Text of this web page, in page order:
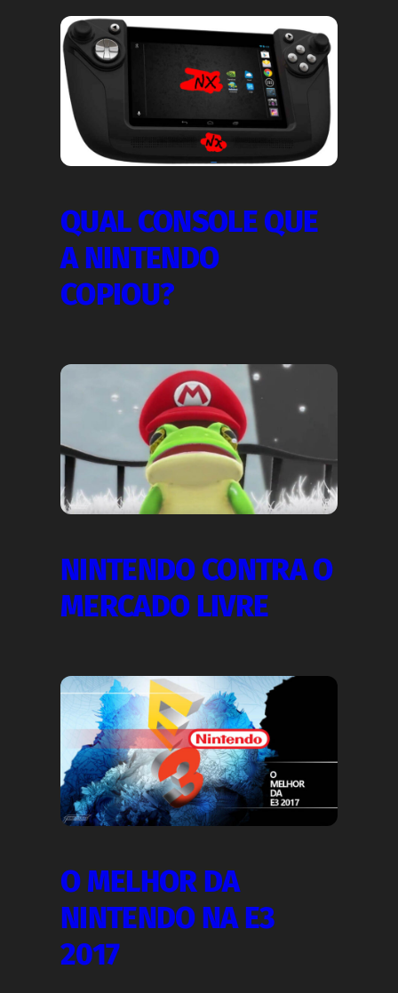
QUAL CONSOLE QUE
A NINTENDO
COPIOU?
NINTENDO CONTRA O
MERCADO LIVRE
O MELHOR DA
NINTENDO NA E3
2017